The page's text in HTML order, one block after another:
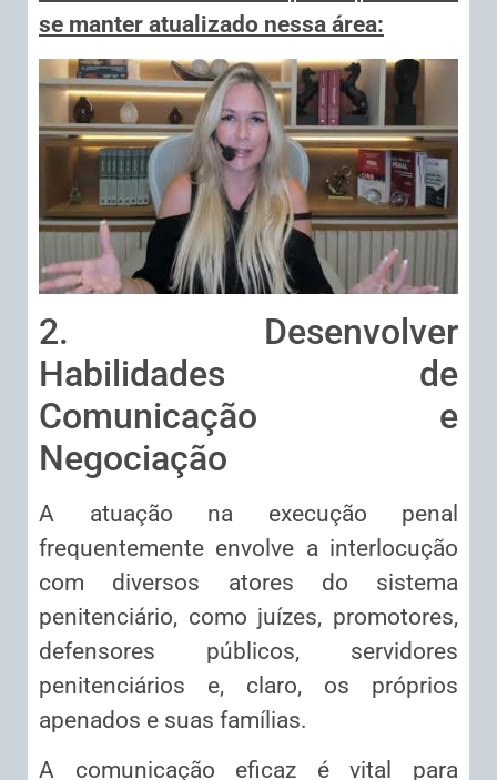
se manter atualizado nessa área:
2. Desenvolver
Habilidades de
Comunicação e
Negociação
A atuação na execução penal
frequentemente envolve a interlocução
com diversos atores do sistema
penitenciário, como juízes, promotores,
defensores públicos, servidores
penitenciários e, claro, os próprios
apenados e suas famílias.
A comunicação eficaz é vital para